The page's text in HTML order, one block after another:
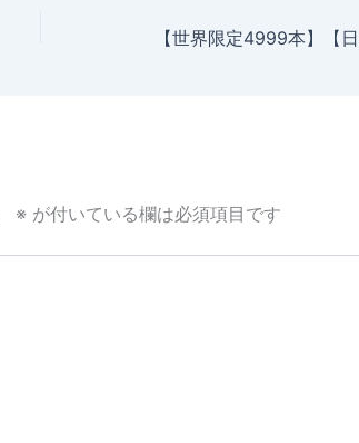
※ が付いている欄は必須項目です